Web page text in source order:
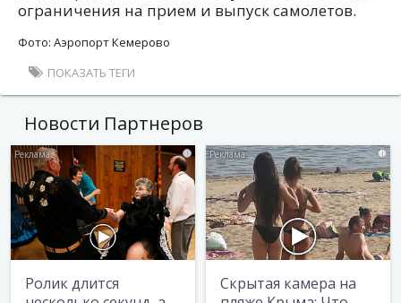
ограничения на прием и выпуск самолетов.
Фото: Аэропорт Кемерово
ПОКАЗАТЬ ТЕГИ
Новости Партнеров
i
Ролик длится
i
Скрытая камера на